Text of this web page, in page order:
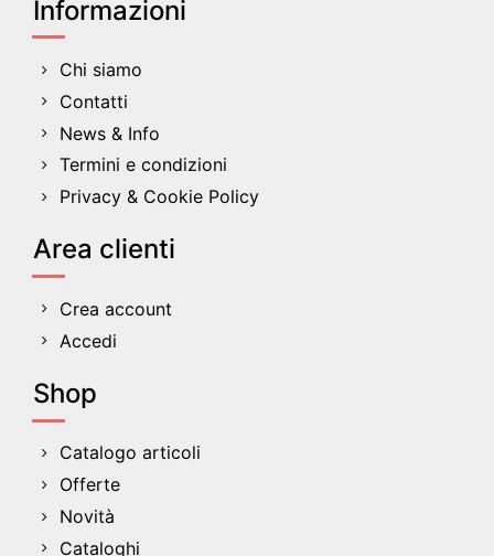
Informazioni
Chi siamo
Contatti
News & Info
Termini e condizioni
Privacy & Cookie Policy
Area clienti
Crea account
Accedi
Shop
Catalogo articoli
Offerte
Novità
Cataloghi